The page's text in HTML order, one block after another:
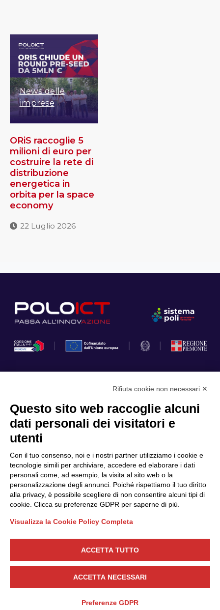
News delle
imprese
ORiS raccoglie 5
milioni di euro per
costruire la rete di
distribuzione
energetica in
orbita per la space
economy
22 Luglio 2026
Cookie Policy
Scopri il Polo
Partner
Finanziamenti e bandi
Internazionalizzazione
News & Eventi
Privacy
Seguici
CONTATTACI
DESIGNT E M B O
Rifiuta cookie non necessari ✕
Questo sito web raccoglie alcuni
dati personali dei visitatori e
utenti
Con il tuo consenso, noi e i nostri partner utilizziamo i cookie e
tecnologie simili per archiviare, accedere ed elaborare i dati
personali come, ad esempio, la visita al sito web o la
personalizzazione degli annunci. Poiché rispettiamo il tuo diritto
alla privacy, è possibile scegliere di non consentire alcuni tipi di
cookie. Clicca su preferenze GDPR per saperne di più.
Visualizza la Cookie Policy Completa
ACCETTA TUTTO
ACCETTA NECESSARI
Preferenze GDPR